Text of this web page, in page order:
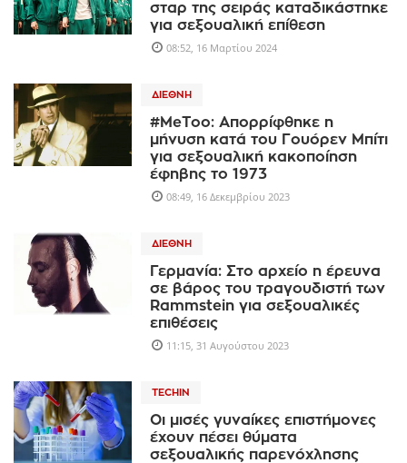
σταρ της σειράς καταδικάστηκε
για σεξουαλική επίθεση
08:52, 16 Μαρτίου 2024
ΔΙΕΘΝΉ
#MeToo: Απορρίφθηκε η
μήνυση κατά του Γουόρεν Μπίτι
για σεξουαλική κακοποίηση
έφηβης το 1973
08:49, 16 Δεκεμβρίου 2023
ΔΙΕΘΝΉ
Γερμανία: Στο αρχείο η έρευνα
σε βάρος του τραγουδιστή των
Rammstein για σεξουαλικές
επιθέσεις
11:15, 31 Αυγούστου 2023
TECHIN
Οι μισές γυναίκες επιστήμονες
έχουν πέσει θύματα
σεξουαλικής παρενόχλησης